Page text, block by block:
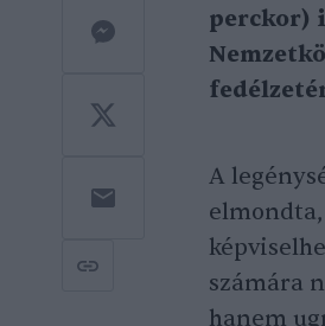
perckor)
A
számára
hanem